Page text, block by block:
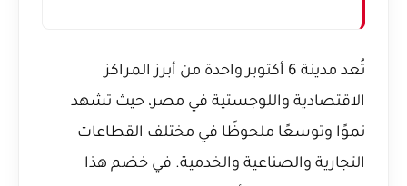
تُعد مدينة 6 أكتوبر واحدة من أبرز المراكز
الاقتصادية واللوجستية في مصر، حيث تشهد
نموًا وتوسعًا ملحوظًا في مختلف القطاعات
التجارية والصناعية والخدمية. في خضم هذا